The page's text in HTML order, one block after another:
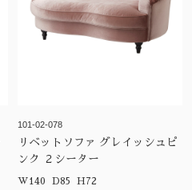
101-02-078
リベットソファ グレイッシュピ
ンク ２シーター
W140 D85 H72